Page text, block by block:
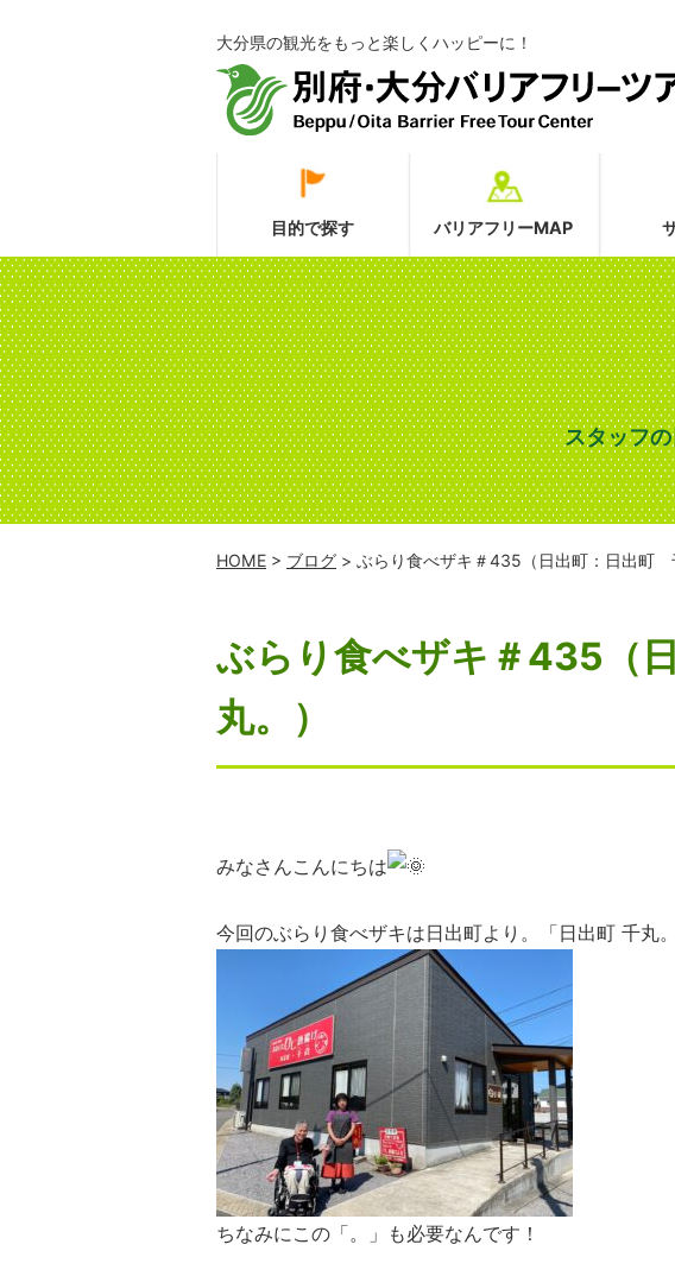
大分県の観光をもっと楽しくハッピーに！
目的で探す バリアフリーMAP
スタッフ
HOME > ブログ > ぶらり食べザキ＃435（日出町：日出町
ぶらり食べザキ＃435（
丸。）
みなさんこんにちは
今回のぶらり食べザキは日出町より。「日出町 千丸
ちなみにこの「。」も必要なんです！